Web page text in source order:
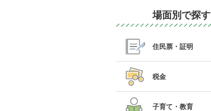
場面別で探す
住民票・証明
税金
子育て・教育